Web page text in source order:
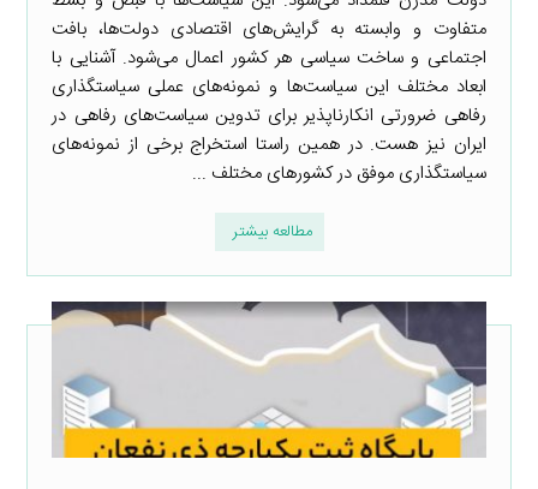
متفاوت و وابسته به گرایش‌های اقتصادی دولت‌ها، بافت
اجتماعی و ساخت سیاسی هر کشور اعمال می‌شود. آشنایی با
ابعاد مختلف این سیاست‌ها و نمونه‌های عملی سیاستگذاری
رفاهی ضرورتی انکارناپذیر برای تدوین سیاست‌های رفاهی در
ایران نیز هست. در همین راستا استخراج برخی از نمونه‌های
سیاستگذاری موفق در کشورهای مختلف ...
مطالعه بیشتر